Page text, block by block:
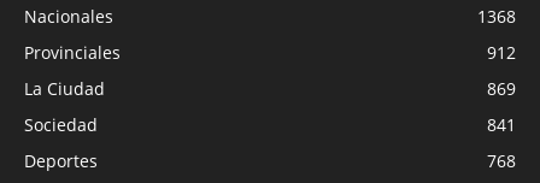
Nacionales
1368
Provinciales
912
La Ciudad
869
Sociedad
841
Deportes
768